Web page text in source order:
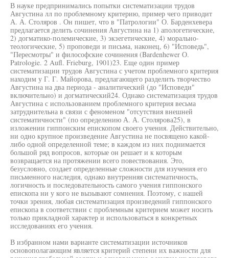
В науке предпринимались попытки систематизации трудов
Августина лл по проблемному критерию, пример чего приводит
А. А. Столяров . Он пишет, что в "Патрологии" О. Барденхевера
предлагается делить сочинения Августина на 1) апологетические,
2) догматико-полемические, 3) экзегетические, 4) морально-
теологические, 5) проповеди и письма, наконец, 6) "Исповедь",
"Пересмотры" и философские сочинения (Bardenhewer О.
Patrologie. 2 Aufl. Frieburg, 1901)23. Еще один пример
систематизации трудов Августина с учетом проблемного критерия
находим у Г. Г. Майорова, предлагающего разделить творчество
Августина на два периода - аналитический (до "Исповеди"
включительно) и догматический24. Однако систематизация трудов
Августина с использованием проблемного критерия весьма
затруднительна в связи с феноменом "отсутствия внешней
систематичности" (по определению А. А. Столярова25), в
изложении гиппонским епископом своего учения. Действительно,
ни одно крупное произведение Августина не посвящено какой-
либо одной определенной теме; в каждом из них поднимается
большой ряд вопросов, которые он решает и к которым
возвращается на протяжении всего повествования. Это,
безусловно, создает определенные сложности для изучения его
письменного наследия, однако внутренняя систематичность,
логичность и последовательность самого учения гиппонского
епископа ни у кого не вызывают сомнения. Поэтому, с нашей
точки зрения, любая систематизация произведений гиппонского
епископа в соответствии с проблемным критерием может носить
только прикладной характер и использоваться в конкретных
исследованиях его учения.
В избранном нами варианте систематизации источников
основополагающим является критерий степени их важности для